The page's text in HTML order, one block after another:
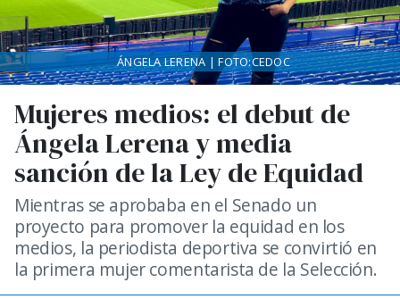
Mujeres medios: el debut de
Ángela Lerena y media
sanción de la Ley de Equidad
Mientras se aprobaba en el Senado un
proyecto para promover la equidad en los
medios, la periodista deportiva se convirtió en
la primera mujer comentarista de la Selección.
ÁNGELA LERENA | FOTO:CEDOC